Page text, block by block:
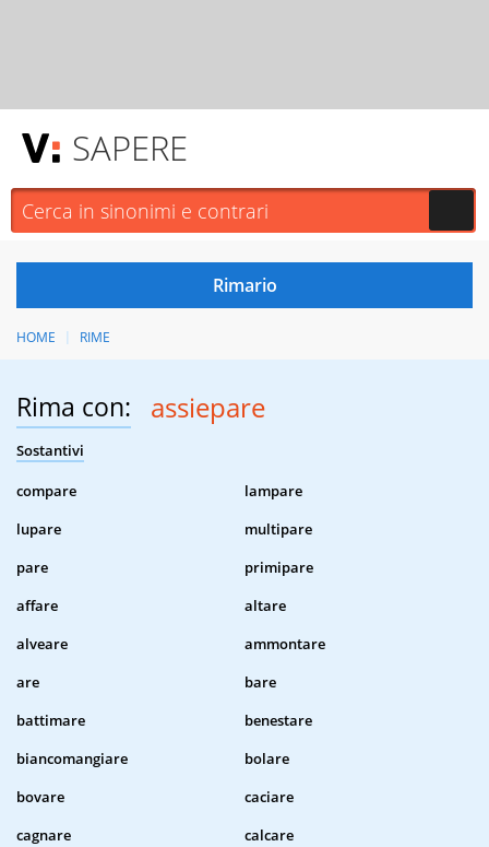
SAPERE
HOME RIME
Rima con: assiepare
Sostantivi
compare
lampare
lupare
multipare
pare
primipare
affare
altare
alveare
ammontare
are
bare
battimare
benestare
biancomangiare
bolare
bovare
caciare
cagnare
calcare